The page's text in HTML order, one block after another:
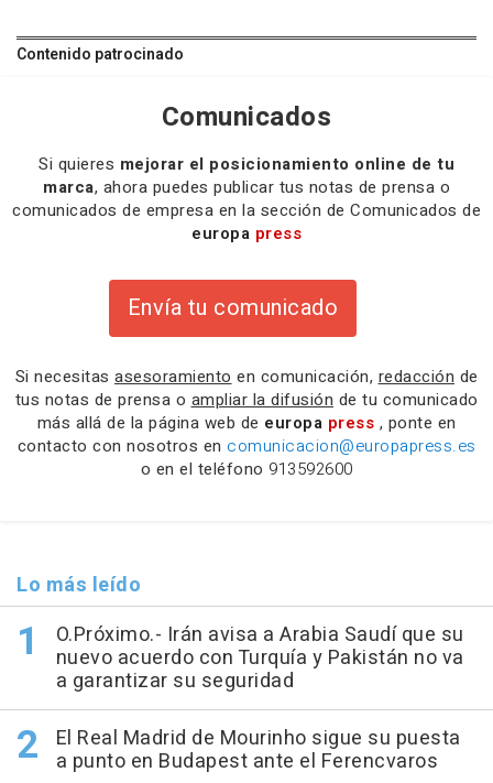
Contenido patrocinado
Comunicados
Si quieres mejorar el posicionamiento online de tu
marca, ahora puedes publicar tus notas de prensa o
comunicados de empresa en la sección de Comunicados de
europa press
Envía tu comunicado
Si necesitas asesoramiento en comunicación, redacción de
tus notas de prensa o ampliar la difusión de tu comunicado
más allá de la página web de europa press , ponte en
contacto con nosotros en comunicacion@europapress.es
o en el teléfono 913592600
Lo más leído
O.Próximo.- Irán avisa a Arabia Saudí que su
nuevo acuerdo con Turquía y Pakistán no va
a garantizar su seguridad
El Real Madrid de Mourinho sigue su puesta
a punto en Budapest ante el Ferencvaros